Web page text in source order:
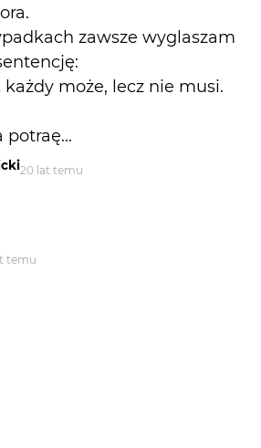
zawsze wyglaszam
każdy może, lecz nie musi.
potraę...
20 lat temu
temu